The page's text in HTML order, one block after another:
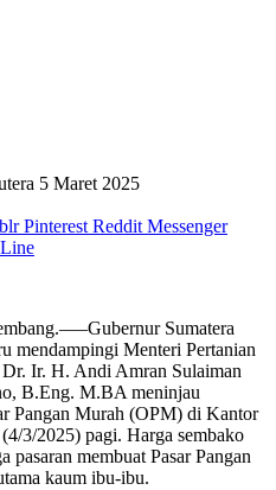
5 Maret 2025
Pinterest Reddit Messenger
Line
Sumatera
mendampingi Menteri Pertanian
Ir. H. Andi Amran Sulaiman
B.Eng. M.BA meninjau
Pangan Murah (OPM) di Kantor
3/2025) pagi. Harga sembako
membuat Pasar Pangan
kaum ibu-ibu.